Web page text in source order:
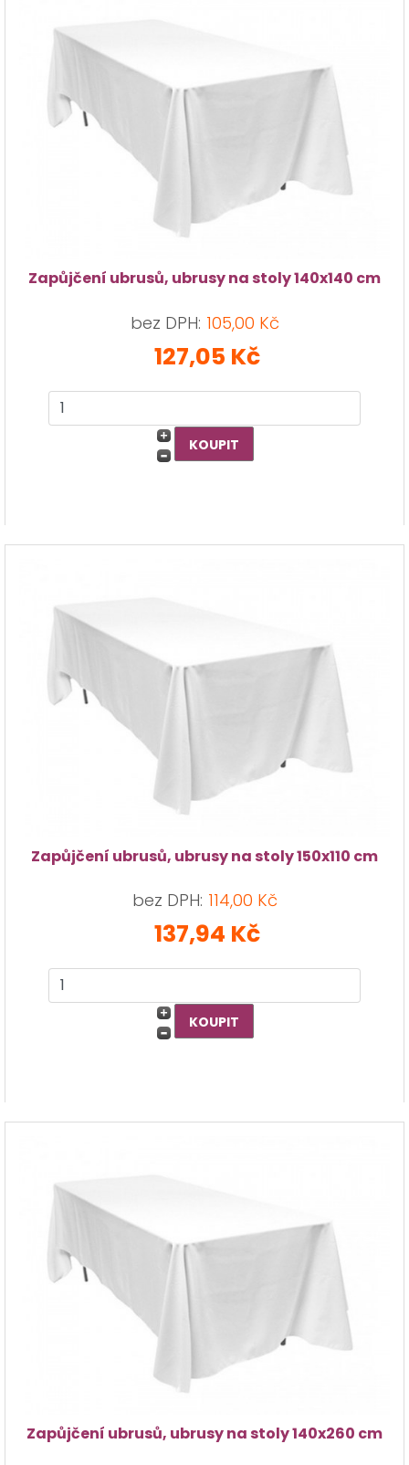
Zapůjčení ubrusů, ubrusy na stoly 140x140 cm
bez DPH: 105,00 Kč
127,05 Kč
Zapůjčení ubrusů, ubrusy na stoly 150x110 cm
bez DPH: 114,00 Kč
137,94 Kč
Zapůjčení ubrusů, ubrusy na stoly 140x260 cm